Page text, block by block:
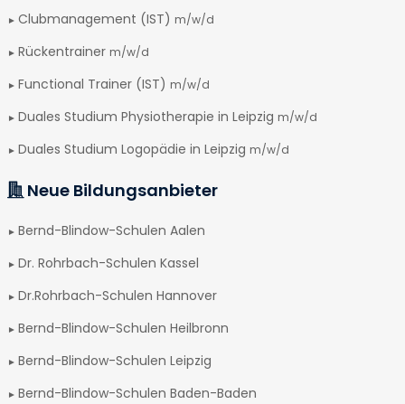
Clubmanagement (IST) m/w/d
Rückentrainer m/w/d
Functional Trainer (IST) m/w/d
Duales Studium Physiotherapie in Leipzig m/w/d
Duales Studium Logopädie in Leipzig m/w/d
Neue Bildungsanbieter
Bernd-Blindow-Schulen Aalen
Dr. Rohrbach-Schulen Kassel
Dr.Rohrbach-Schulen Hannover
Bernd-Blindow-Schulen Heilbronn
Bernd-Blindow-Schulen Leipzig
Bernd-Blindow-Schulen Baden-Baden